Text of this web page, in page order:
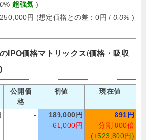
0% 超強気 )
250,000円 (想定価格との差：0円 /0.0% )
IPO価格マトリックス(価格・吸収
公開価
格
初値 現在値
-
189,000円
-61,000円
891円
分割 800倍
(+523,800円)